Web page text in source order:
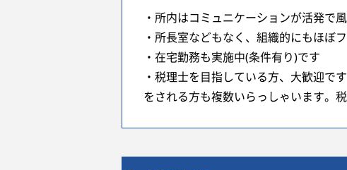
・所内はコミュニケーションが活発で
・所長室などもなく、組織的にもほぼ
・在宅勤務も実施中(条件有り)です
・税理士を目指している方、大歓迎で
をされる方も複数いらっしゃいます。